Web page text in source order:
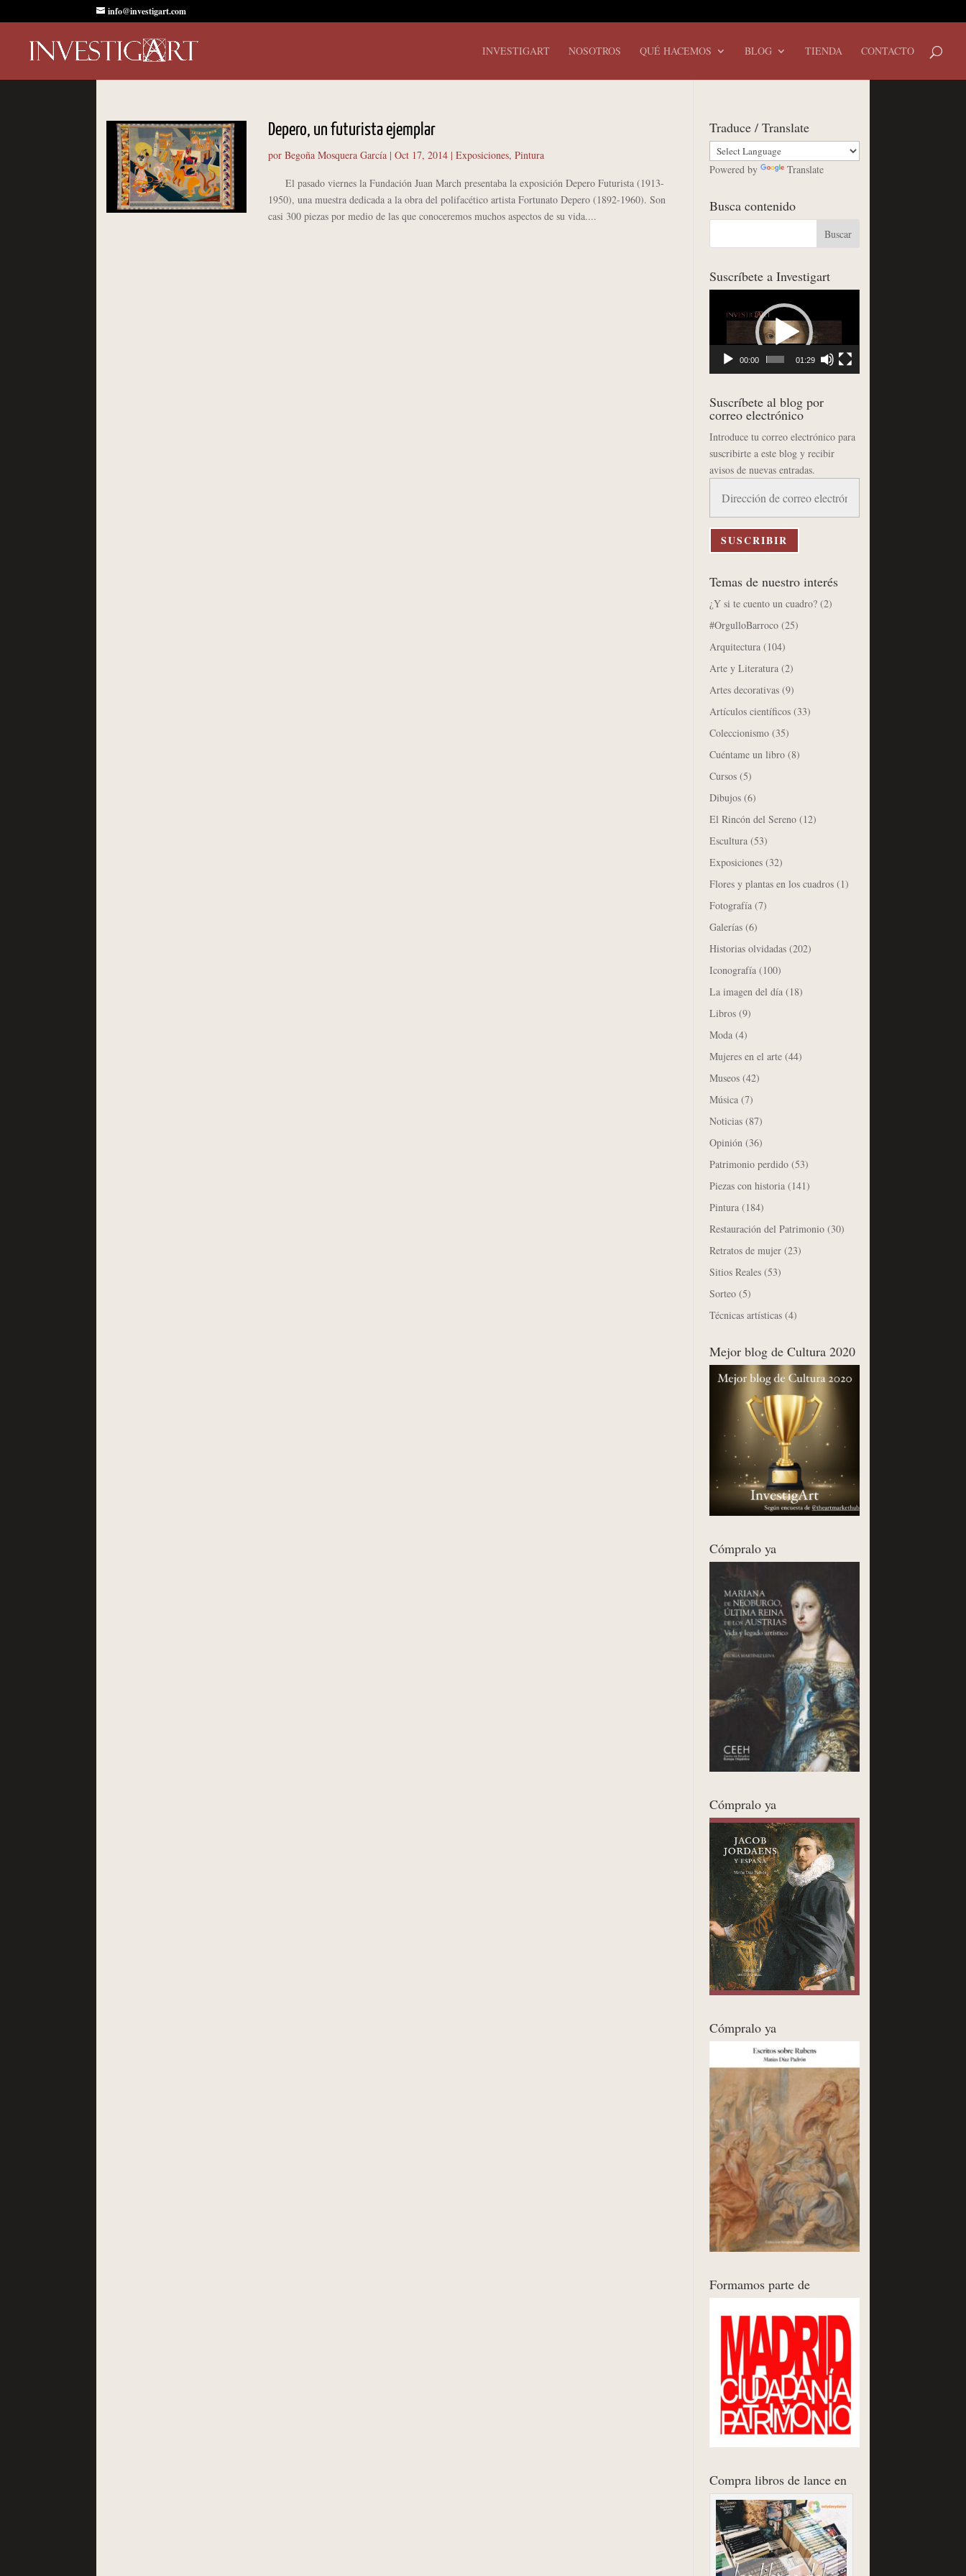
info@investigart.com
INVESTIGART NOSOTROS QUÉ HACEMOS BLOG TIENDA CONTACTO
Depero, un futurista ejemplar
por Begoña Mosquera García| Oct 17, 2014| Exposiciones, Pintura
El pasado viernes la Fundación Juan March presentaba la exposición Depero Futurista (1913-
1950), una muestra dedicada a la obra del polifacético artista Fortunato Depero (1892-1960). Son
casi 300 piezas por medio de las que conoceremos muchos aspectos de su vida....
Traduce / Translate
Powered by Translate
Busca contenido
Suscríbete a Investigart
00:00 01:29
Suscríbete al blog por
correo electrónico
Introduce tu correo electrónico para
suscribirte a este blog y recibir
avisos de nuevas entradas.
correo
electrónico
SUSCRIBIR
Temas de nuestro interés
¿Y si te cuento un cuadro? (2)
#OrgulloBarroco (25)
Arquitectura (104)
Arte y Literatura (2)
Artes decorativas (9)
Artículos científicos (33)
Coleccionismo (35)
Cuéntame un libro (8)
Cursos (5)
Dibujos (6)
El Rincón del Sereno (12)
Escultura (53)
Exposiciones (32)
Flores y plantas en los cuadros (1)
Fotografía (7)
Galerías (6)
Historias olvidadas (202)
Iconografía (100)
La imagen del día (18)
Libros (9)
Moda (4)
Mujeres en el arte (44)
Museos (42)
Música (7)
Noticias (87)
Opinión (36)
Patrimonio perdido (53)
Piezas con historia (141)
Pintura (184)
Restauración del Patrimonio (30)
Retratos de mujer (23)
Sitios Reales (53)
Sorteo (5)
Técnicas artísticas (4)
Mejor blog de Cultura 2020
Cómpralo ya
Cómpralo ya
Cómpralo ya
Formamos parte de
Compra libros de lance en